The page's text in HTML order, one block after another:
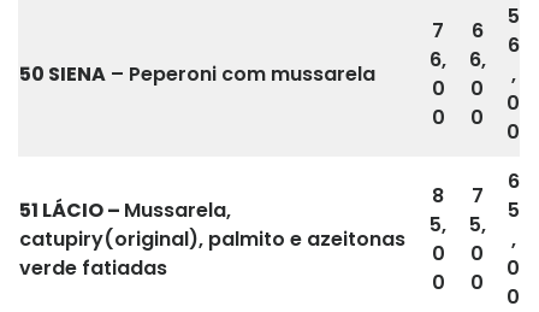
50 SIENA – Peperoni com mussarela
7
6,
0
0
6
6,
0
0
5
6
,
0
0
51 LÁCIO– Mussarela,
catupiry(original), palmito e azeitonas
verde fatiadas
8
5,
0
0
7
5,
0
0
6
5
,
0
0